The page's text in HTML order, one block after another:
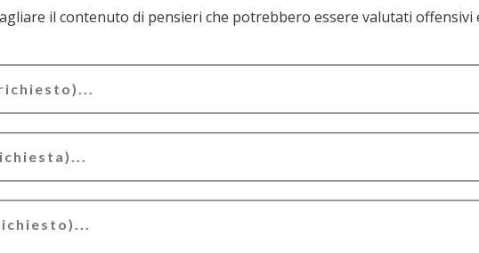
di pensieri che potrebbero essere valutati offensivi e/o lesivi della dignità del